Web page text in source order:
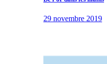
29 novembre 2019